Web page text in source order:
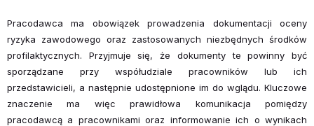
Pracodawca ma obowiązek prowadzenia dokumentacji oceny
ryzyka zawodowego oraz zastosowanych niezbędnych środków
profilaktycznych. Przyjmuje się, że dokumenty te powinny być
sporządzane przy współudziale pracowników lub ich
przedstawicieli, a następnie udostępnione im do wglądu. Kluczowe
znaczenie ma więc prawidłowa komunikacja pomiędzy
pracodawcą a pracownikami oraz informowanie ich o wynikach